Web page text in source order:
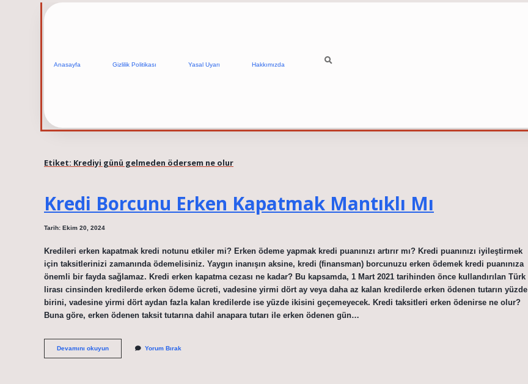
Anasayfa Gizlilik Politikası Yasal Uyarı Hakkımızda
Etiket: Krediyi günü gelmeden ödersem ne olur
Kredi Borcunu Erken Kapatmak Mantıklı Mı
Tarih: Ekim 20, 2024
Kredileri erken kapatmak kredi notunu etkiler mi? Erken ödeme yapmak kredi puanınızı artırır mı? Kredi puanınızı iyileştirmek
için taksitlerinizi zamanında ödemelisiniz. Yaygın inanışın aksine, kredi (finansman) borcunuzu erken ödemek kredi puanınıza
önemli bir fayda sağlamaz. Kredi erken kapatma cezası ne kadar? Bu kapsamda, 1 Mart 2021 tarihinden önce kullandırılan Türk
lirası cinsinden kredilerde erken ödeme ücreti, vadesine yirmi dört ay veya daha az kalan kredilerde erken ödenen tutarın yüzde
birini, vadesine yirmi dört aydan fazla kalan kredilerde ise yüzde ikisini geçemeyecek. Kredi taksitleri erken ödenirse ne olur?
Buna göre, erken ödenen taksit tutarına dahil anapara tutarı ile erken ödenen gün…
Devamını okuyunKredi
Borcunu
Yorum Bırak